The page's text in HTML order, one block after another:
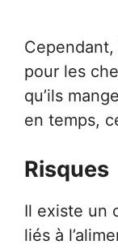
Cependant,
pour les
qu’ils
en temps,
Risques
Il existe un
liés à